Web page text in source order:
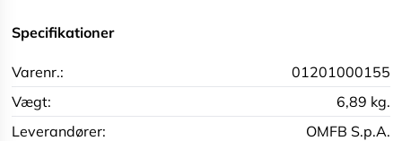
Specifikationer
Varenr.:
01201000155
Vægt:
6,89 kg.
Leverandører:
OMFB S.p.A.